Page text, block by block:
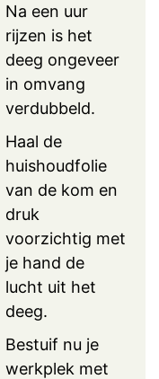
Na een uur
rijzen is het
deeg ongeveer
in omvang
verdubbeld.
Haal de
huishoudfolie
van de kom en
druk
voorzichtig met
je hand de
lucht uit het
deeg.
Bestuif nu je
werkplek met